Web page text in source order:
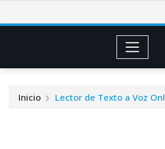
al
Inicio Lector de Texto a Voz